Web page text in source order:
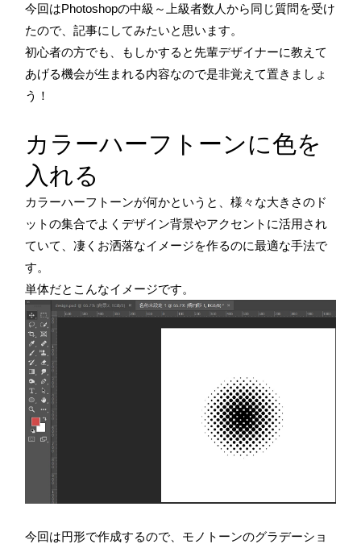
今回はPhotoshopの中級～上級者数人から同じ質問を受け
たので、記事にしてみたいと思います。
初心者の方でも、もしかすると先輩デザイナーに教えて
あげる機会が生まれる内容なので是非覚えて置きましょ
う！
カラーハーフトーンに色を
入れる
カラーハーフトーンが何かというと、様々な大きさのド
ットの集合でよくデザイン背景やアクセントに活用され
ていて、凄くお洒落なイメージを作るのに最適な手法で
す。
単体だとこんなイメージです。
今回は円形で作成するので、モノトーンのグラデーショ